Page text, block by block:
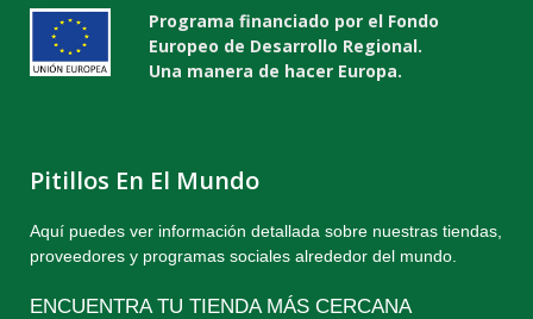
Programa financiado por el Fondo
Europeo de Desarrollo Regional.
Una manera de hacer Europa.
Pitillos En El Mundo
Aquí puedes ver información detallada sobre nuestras tiendas,
proveedores y programas sociales alrededor del mundo.
ENCUENTRA TU TIENDA MÁS CERCANA